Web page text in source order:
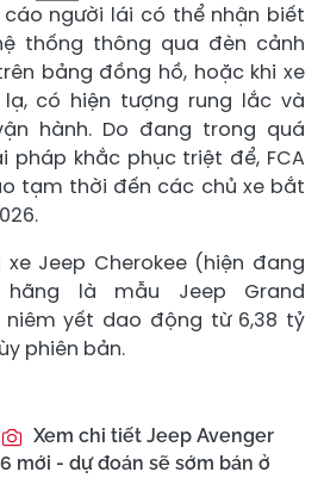
cáo người lái có thể nhận biết
thống thông qua đèn cảnh
bảng đồng hồ, hoặc khi xe
có hiện tượng rung lắc và
hành. Do đang trong quá
pháp khắc phục triệt để, FCA
tạm thời đến các chủ xe bắt
Jeep Cherokee (hiện đang
là mẫu Jeep Grand
niêm yết dao động từ 6,38 tỷ
phiên bản.
Xem chi tiết Jeep Avenger
mới - dự đoán sẽ sớm bán ở